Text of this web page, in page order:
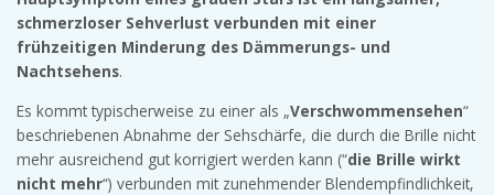
schmerzloser Sehverlust verbunden mit einer
frühzeitigen Minderung des Dämmerungs- und
Nachtsehens.
Es kommt typischerweise zu einer als „Verschwommensehen“
beschriebenen Abnahme der Sehschärfe, die durch die Brille nicht
mehr ausreichend gut korrigiert werden kann (“die Brille wirkt
nicht mehr“) verbunden mit zunehmender Blendempfindlichkeit,